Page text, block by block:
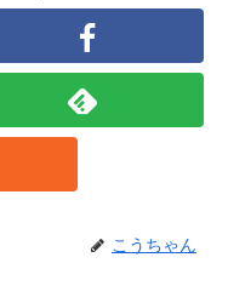
こうちゃん